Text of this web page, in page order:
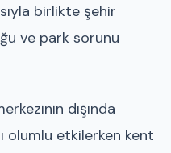
birlikte şehir
ve park sorunu
dışında
olumlu etkilerken kent